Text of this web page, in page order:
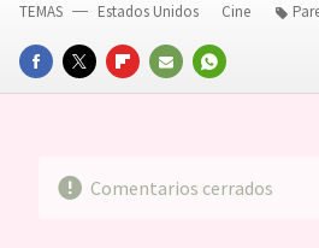
FACEBOOKTWITTERFLIPBOARD
E-
WHATSAPP
TEMAS Estados Unidos Cine
Comentarios cerrados